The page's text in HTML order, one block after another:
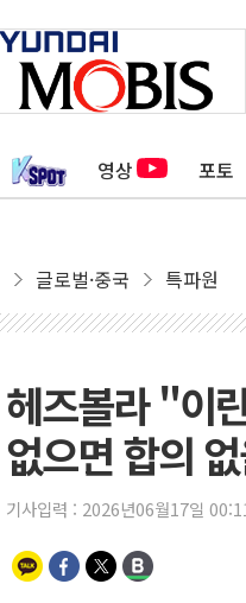
영상 포토
글로벌·중국 특파원
헤즈볼라 "이
없으면 합의
기사입력 : 2026년06월17일